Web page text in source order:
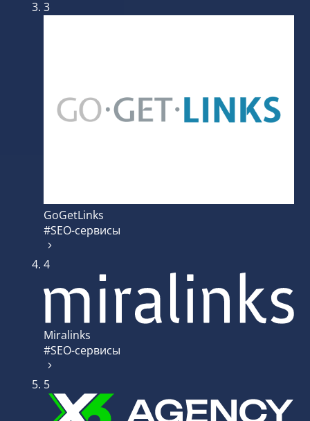
3
GoGetLinks
#SEO-сервисы
4
Miralinks
#SEO-сервисы
5